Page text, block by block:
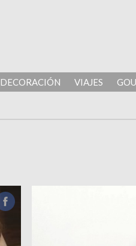
DECORACIÓN VIAJES